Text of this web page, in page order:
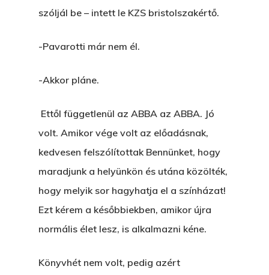
szóljál be – intett le KZS bristolszakértő.
-Pavarotti már nem él.
-Akkor pláne.
Ettől függetlenül az ABBA az ABBA. Jó
volt. Amikor vége volt az előadásnak,
kedvesen felszólítottak Bennünket, hogy
maradjunk a helyünkön és utána közölték,
hogy melyik sor hagyhatja el a színházat!
Ezt kérem a későbbiekben, amikor újra
normális élet lesz, is alkalmazni kéne.
Könyvhét nem volt, pedig azért